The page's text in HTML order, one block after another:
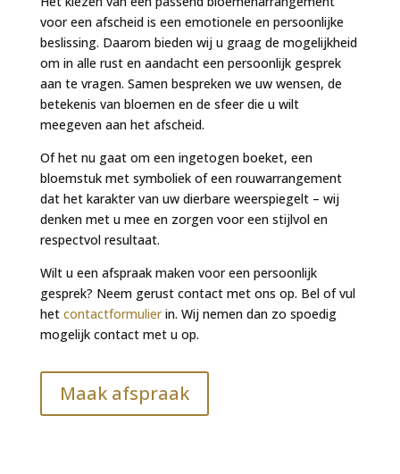
voor een afscheid is een emotionele en persoonlijke
beslissing. Daarom bieden wij u graag de mogelijkheid
om in alle rust en aandacht een persoonlijk gesprek
aan te vragen. Samen bespreken we uw wensen, de
betekenis van bloemen en de sfeer die u wilt
meegeven aan het afscheid.
Of het nu gaat om een ingetogen boeket, een
bloemstuk met symboliek of een rouwarrangement
dat het karakter van uw dierbare weerspiegelt – wij
denken met u mee en zorgen voor een stijlvol en
respectvol resultaat.
Wilt u een afspraak maken voor een persoonlijk
gesprek? Neem gerust contact met ons op. Bel of vul
het contactformulierin. Wij nemen dan zo spoedig
mogelijk contact met u op.
Maak afspraak